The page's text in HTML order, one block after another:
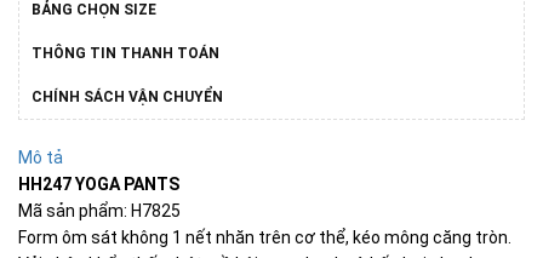
BẢNG CHỌN SIZE
THÔNG TIN THANH TOÁN
CHÍNH SÁCH VẬN CHUYỂN
Mô tả
HH247 YOGA PANTS
Mã sản phẩm: H7825
Form ôm sát không 1 nết nhăn trên cơ thể, kéo mông căng tròn.